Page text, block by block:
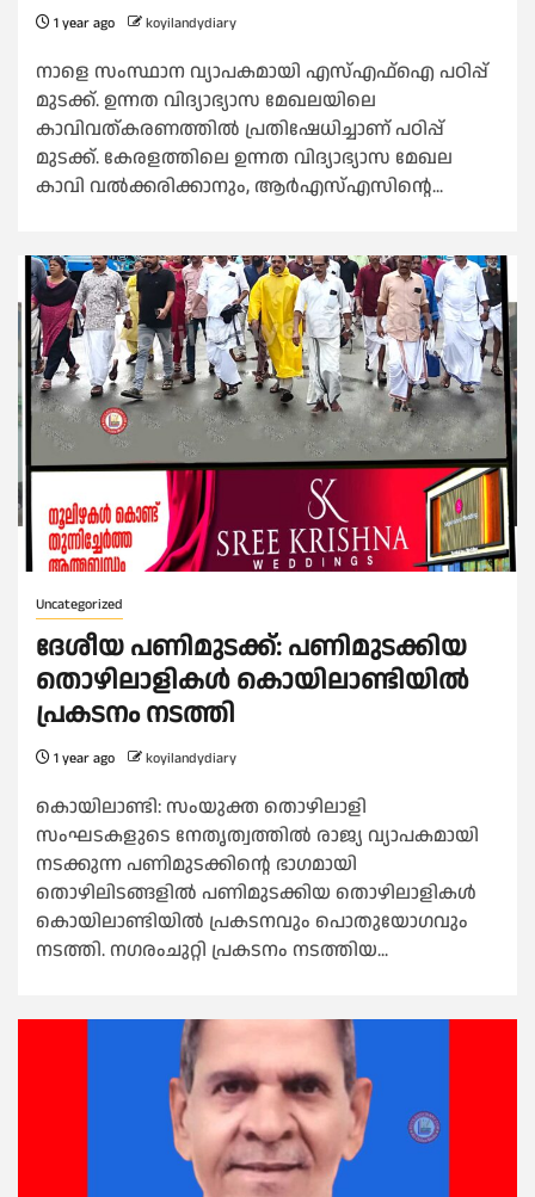
1 year ago koyilandydiary
നാളെ സംസ്ഥാന വ്യാപകമായി എസ്എഫ്ഐ പഠിപ്പ്
മുടക്ക്. ഉന്നത വിദ്യാഭ്യാസ മേഖലയിലെ
കാവിവത്കരണത്തിൽ പ്രതിഷേധിച്ചാണ് പഠിപ്പ്
മുടക്ക്. കേരളത്തിലെ ഉന്നത വിദ്യാഭ്യാസ മേഖല
കാവി വൽക്കരിക്കാനും, ആർഎസ്എസിന്റെ...
Uncategorized
ദേശീയ പണിമുടക്ക്: പണിമുടക്കിയ
തൊഴിലാളികൾ കൊയിലാണ്ടിയിൽ
പ്രകടനം നടത്തി
1 year ago koyilandydiary
കൊയിലാണ്ടി: സംയുക്ത തൊഴിലാളി
സംഘടകളുടെ നേതൃത്വത്തിൽ രാജ്യ വ്യാപകമായി
നടക്കുന്ന പണിമുടക്കിൻ്റെ ഭാഗമായി
തൊഴിലിടങ്ങളിൽ പണിമുടക്കിയ തൊഴിലാളികൾ
കൊയിലാണ്ടിയിൽ പ്രകടനവും പൊതുയോഗവും
നടത്തി. നഗരംചുറ്റി പ്രകടനം നടത്തിയ...